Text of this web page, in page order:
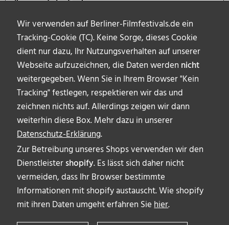
Wir verwenden auf Berliner-Filmfestivals.de ein
Tracking-Cookie (TC). Keine Sorge, dieses Cookie
dient nur dazu, Ihr Nutzungsverhalten auf unserer
Webseite aufzuzeichnen, die Daten werden nicht
weitergegeben. Wenn Sie in Ihrem Browser "Kein
Tracking" festlegen, respektieren wir das und
zeichnen nichts auf. Allerdings zeigen wir dann
weiterhin diese Box. Mehr dazu in unserer
Datenschutz-Erklärung.
Zur Betreibung unseres Shops verwenden wir den
Dienstleistershopify. Es lässt sich daher nicht
vermeiden, dass Ihr Browser bestimmte
Informationen mit shopify austauscht. Wie shopify
mit ihren Daten umgeht erfahren Siehier.
ÜBER UNS
AUTOR_INNEN